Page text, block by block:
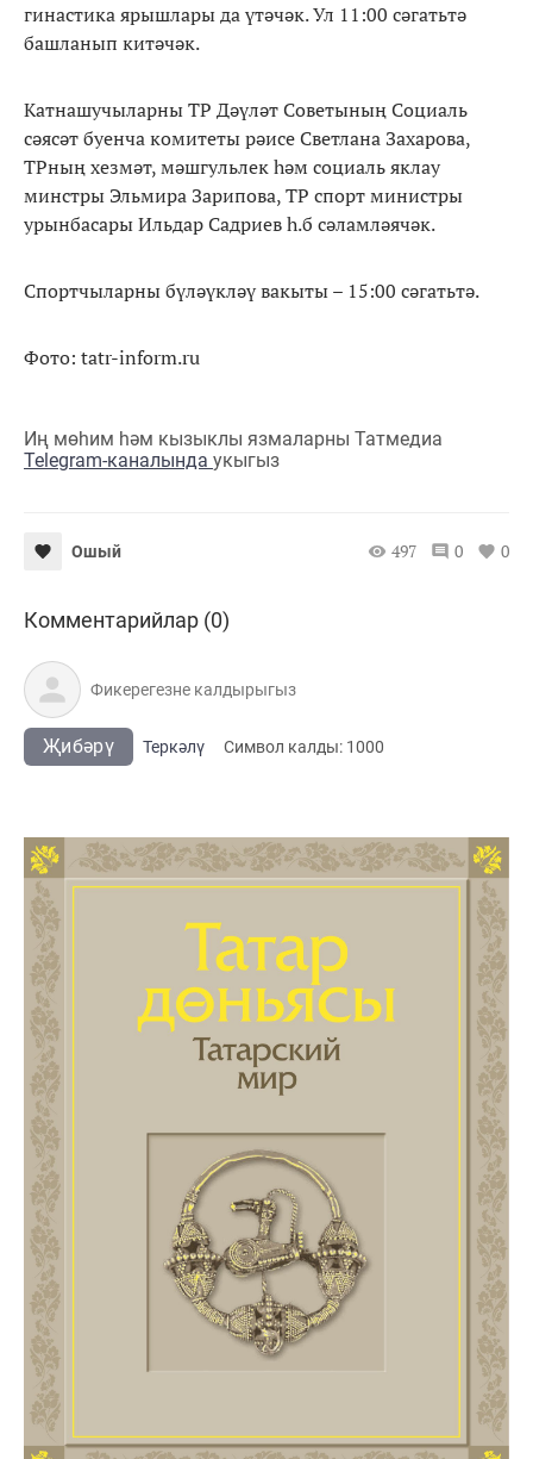
гинастика ярышлары да үтәчәк. Ул 11:00 сәгатьтә
башланып китәчәк.
Катнашучыларны ТР Дәүләт Советының Социаль
сәясәт буенча комитеты рәисе Светлана Захарова,
ТРның хезмәт, мәшгульлек һәм социаль яклау
минстры Эльмира Зарипова, ТР спорт министры
урынбасары Ильдар Садриев һ.б сәламләячәк.
Спортчыларны бүләүкләү вакыты – 15:00 сәгатьтә.
Фото: tatr-inform.ru
Иң мөһим һәм кызыклы язмаларны Татмедиа
Telegram-каналында укыгыз
Ошый 497 0 0
Комментарийлар (0)
Җибәрү Теркәлү Cимвол калды: 1000